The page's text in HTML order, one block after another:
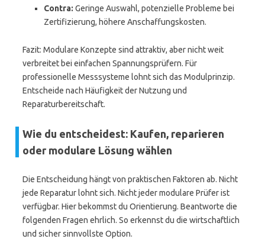
Contra: Geringe Auswahl, potenzielle Probleme bei
Zertifizierung, höhere Anschaffungskosten.
Fazit: Modulare Konzepte sind attraktiv, aber nicht weit
verbreitet bei einfachen Spannungsprüfern. Für
professionelle Messsysteme lohnt sich das Modulprinzip.
Entscheide nach Häufigkeit der Nutzung und
Reparaturbereitschaft.
Wie du entscheidest: Kaufen, reparieren
oder modulare Lösung wählen
Die Entscheidung hängt von praktischen Faktoren ab. Nicht
jede Reparatur lohnt sich. Nicht jeder modulare Prüfer ist
verfügbar. Hier bekommst du Orientierung. Beantworte die
folgenden Fragen ehrlich. So erkennst du die wirtschaftlich
und sicher sinnvollste Option.